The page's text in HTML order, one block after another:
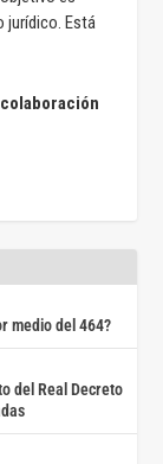
jurídico. Está
medio del 464?
del Real Decreto